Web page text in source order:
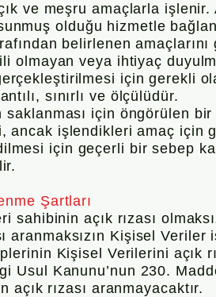
ve meşru amaçlarla
olduğu hizmetle
belirlenen
olmayan veya ihtiyaç
için gerekli
sınırlı ve ölçülüdür.
için öngörülen
ancak işlendikleri amaç için
için geçerli bir sebep
Şartları
sahibinin açık rızası
aranmaksızın Kişisel Veriler
Kişisel Verilerini açık
Usul Kanunu’nun 230.
rızası aranmayacaktır.